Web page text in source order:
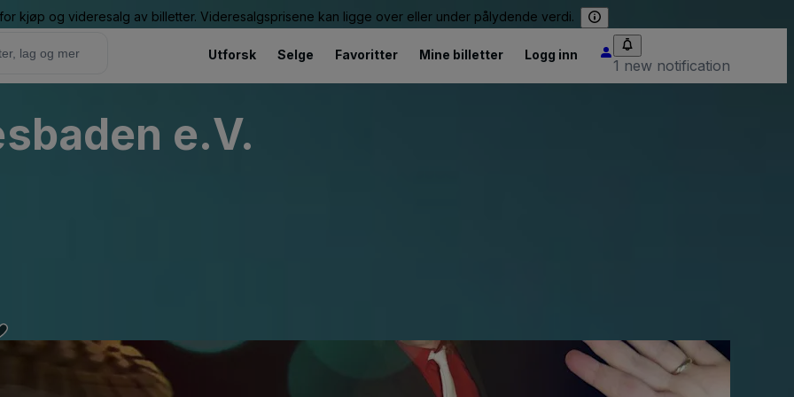
kjøp og videresalg av billetter. Videresalgsprisene kan ligge over eller under pålydende verdi.
Utforsk Selge Favoritter Mine billetter Logg inn
1 new notification
e.V.